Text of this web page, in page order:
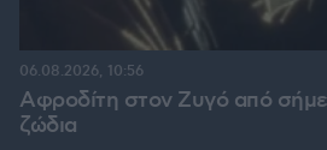
Αφροδίτη στον Ζυγό από
ζώδια
06.08.2026, 10:56